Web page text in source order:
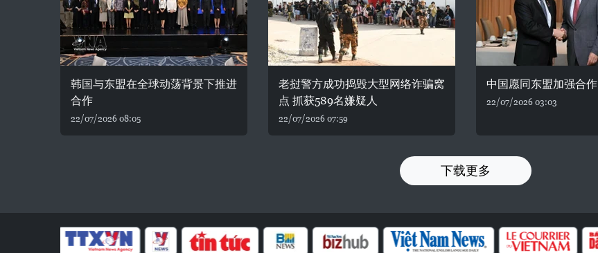
韩国与东盟在全球动荡背景下推进
合作
22/07/2026 08:05
老挝警方成功捣毁大型网络诈骗窝
点 抓获589名嫌疑人
22/07/2026 07:59
中国愿同东盟加强合作
22/07/2026 03:03
下载更多